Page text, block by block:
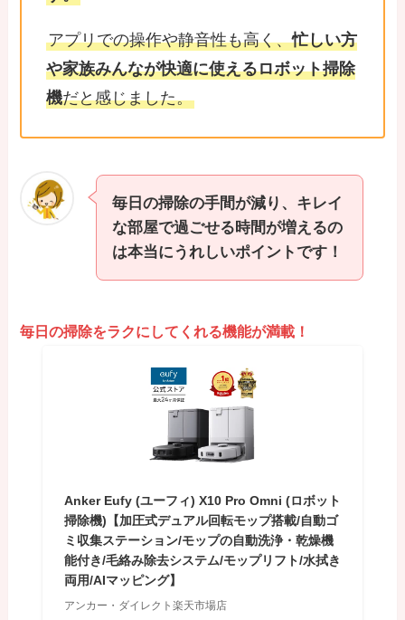
アプリでの操作や静音性も高く、忙しい方
や家族みんなが快適に使えるロボット掃除
機だと感じました。
毎日の掃除の手間が減り、キレイ
な部屋で過ごせる時間が増えるの
は本当にうれしいポイントです！
毎日の掃除をラクにしてくれる機能が満載！
Anker Eufy (ユーフィ) X10 Pro Omni (ロボット
掃除機)【加圧式デュアル回転モップ搭載/自動ゴ
ミ収集ステーション/モップの自動洗浄・乾燥機
能付き/毛絡み除去システム/モップリフト/水拭き
両用/AIマッピング】
アンカー・ダイレクト楽天市場店